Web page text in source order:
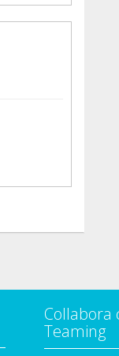
Collabora
Teaming